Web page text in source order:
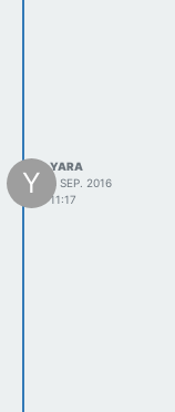
Y
YARA
3 SEP. 2016
11:17